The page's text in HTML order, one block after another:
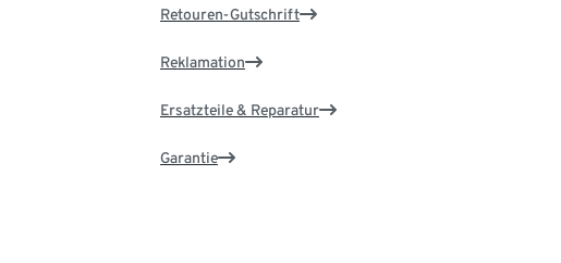
Retouren-Gutschrift
Reklamation
Ersatzteile & Reparatur
Garantie